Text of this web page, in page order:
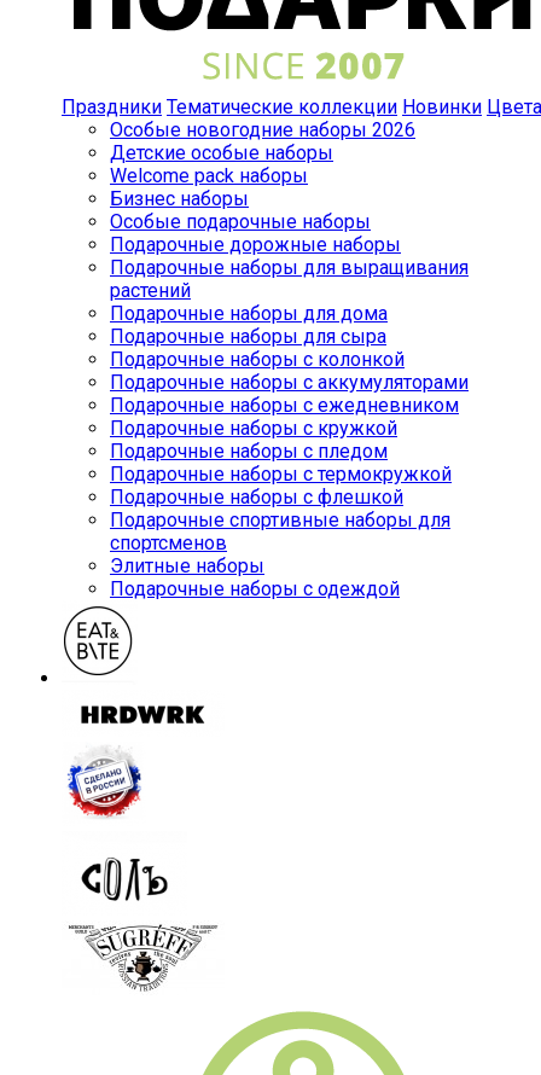
Праздники Тематические коллекции Новинки Цвета
Особые новогодние наборы 2026
Детские особые наборы
Welcome pack наборы
Бизнес наборы
Особые подарочные наборы
Подарочные дорожные наборы
Подарочные наборы для выращивания
растений
Подарочные наборы для дома
Подарочные наборы для сыра
Подарочные наборы с колонкой
Подарочные наборы с аккумуляторами
Подарочные наборы с ежедневником
Подарочные наборы с кружкой
Подарочные наборы с пледом
Подарочные наборы с термокружкой
Подарочные наборы с флешкой
Подарочные спортивные наборы для
спортсменов
Элитные наборы
Подарочные наборы с одеждой